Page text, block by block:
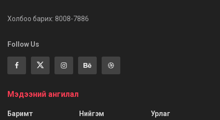
Холбоо барих: 8008-7886
Follow Us
Мэдээний ангилал
Баримт
Нийгэм
Урлаг